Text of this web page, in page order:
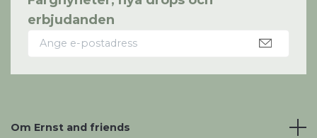
erbjudanden
Om Ernst and friends